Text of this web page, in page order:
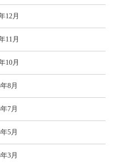
12月
11月
10月
8月
7月
5月
3月